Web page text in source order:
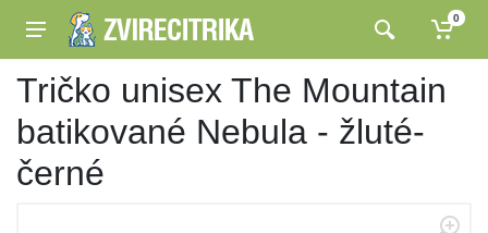
0
Tričko unisex The Mountain
batikované Nebula - žluté-
černé